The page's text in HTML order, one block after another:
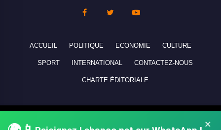
×
ACCUEIL POLITIQUE ECONOMIE CULTURE
SPORT INTERNATIONAL CONTACTEZ-NOUS
CHARTE ÉDITORIALE
réservés - All rights reserved.